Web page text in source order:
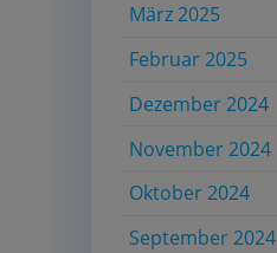
März 2025
Februar 2025
Dezember 2024
November 2024
Oktober 2024
September 2024